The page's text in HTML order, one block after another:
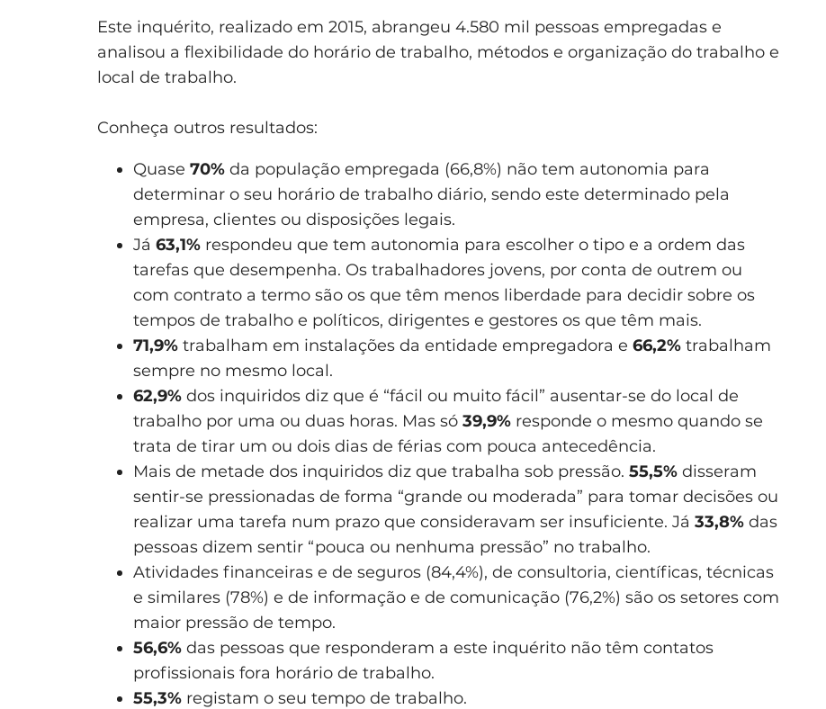
Este inquérito, realizado em 2015, abrangeu 4.580 mil pessoas empregadas e
analisou a flexibilidade do horário de trabalho, métodos e organização do trabalho e
local de trabalho.
Conheça outros resultados:
Quase 70% da população empregada (66,8%) não tem autonomia para
determinar o seu horário de trabalho diário, sendo este determinado pela
empresa, clientes ou disposições legais.
Já 63,1% respondeu que tem autonomia para escolher o tipo e a ordem das
tarefas que desempenha. Os trabalhadores jovens, por conta de outrem ou
com contrato a termo são os que têm menos liberdade para decidir sobre os
tempos de trabalho e políticos, dirigentes e gestores os que têm mais.
71,9% trabalham em instalações da entidade empregadora e 66,2% trabalham
sempre no mesmo local.
62,9% dos inquiridos diz que é “fácil ou muito fácil” ausentar-se do local de
trabalho por uma ou duas horas. Mas só 39,9% responde o mesmo quando se
trata de tirar um ou dois dias de férias com pouca antecedência.
Mais de metade dos inquiridos diz que trabalha sob pressão. 55,5% disseram
sentir-se pressionadas de forma “grande ou moderada” para tomar decisões ou
realizar uma tarefa num prazo que consideravam ser insuficiente. Já 33,8% das
pessoas dizem sentir “pouca ou nenhuma pressão” no trabalho.
Atividades financeiras e de seguros (84,4%), de consultoria, científicas, técnicas
e similares (78%) e de informação e de comunicação (76,2%) são os setores com
maior pressão de tempo.
56,6% das pessoas que responderam a este inquérito não têm contatos
profissionais fora horário de trabalho.
55,3% registam o seu tempo de trabalho.